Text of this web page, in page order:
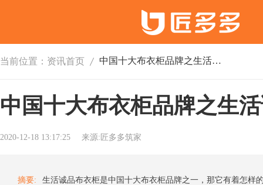
当前位置： 资讯首页 中国十大布衣柜品牌之生活诚品布衣柜
中国十大布衣柜品牌之生
2020-12-18 13:17:25 来源:匠多多筑家
摘要: